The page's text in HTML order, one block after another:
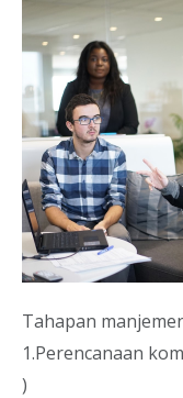
Tahapan
1.Perencanaan
)